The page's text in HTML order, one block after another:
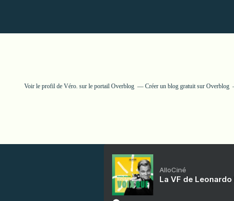
Voir le profil de Véro. sur le portail Overblog Créer un blog gratuit sur Overblog
AlloCiné
La VF de